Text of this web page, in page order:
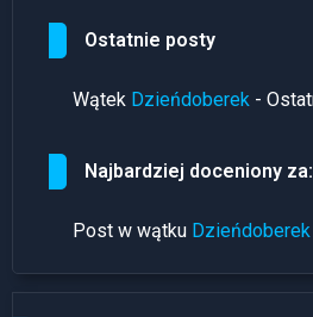
Ostatnie posty
Wątek Dzieńdoberek -
Najbardziej doceniony za:
Post w wątku Dzieńdoberek